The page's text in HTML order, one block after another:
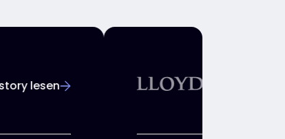
Unternehmensstory lesen